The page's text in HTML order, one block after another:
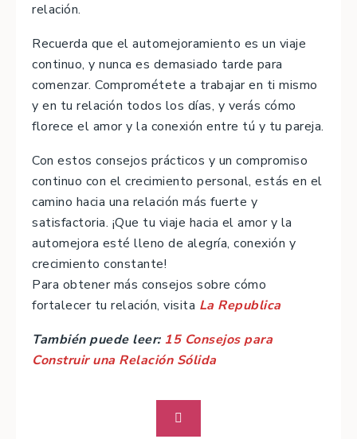
relación.
Recuerda que el automejoramiento es un viaje
continuo, y nunca es demasiado tarde para
comenzar. Comprométete a trabajar en ti mismo
y en tu relación todos los días, y verás cómo
florece el amor y la conexión entre tú y tu pareja.
Con estos consejos prácticos y un compromiso
continuo con el crecimiento personal, estás en el
camino hacia una relación más fuerte y
satisfactoria. ¡Que tu viaje hacia el amor y la
automejora esté lleno de alegría, conexión y
crecimiento constante!
Para obtener más consejos sobre cómo
fortalecer tu relación, visita La Republica
También puede leer:15 Consejos para
Construir una Relación Sólida